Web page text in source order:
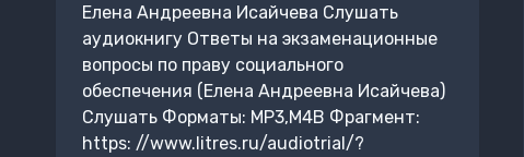
Елена Андреевна Исайчева Слушать
аудиокнигу Ответы на экзаменационные
вопросы по праву социального
обеспечения (Елена Андреевна Исайчева)
Слушать Форматы: MP3,M4B Фрагмент:
https: //www.litres.ru/audiotrial/?